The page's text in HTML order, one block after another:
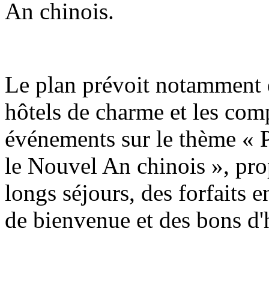
An chinois.
Le plan prévoit notamment
hôtels de charme et les
événements sur le thème
le Nouvel An chinois »,
longs séjours, des forfaits
de bienvenue et des bons